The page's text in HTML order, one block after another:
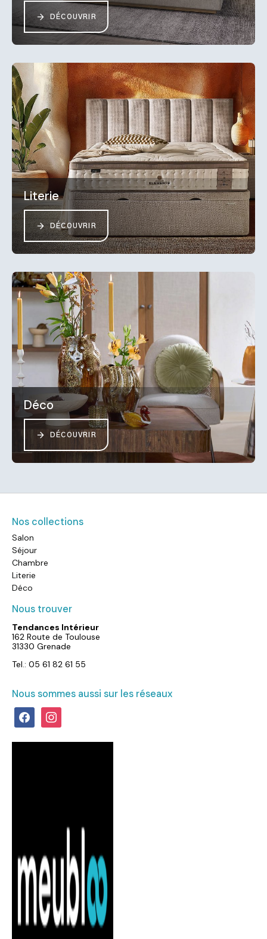
DÉCOUVRIR
Literie
DÉCOUVRIR
Déco
DÉCOUVRIR
Nos collections
Salon
Séjour
Chambre
Literie
Déco
Nous trouver
Tendances Intérieur
162 Route de Toulouse
31330 Grenade
Tel.: 05 61 82 61 55
Nous sommes aussi sur les réseaux
facebookinstagram